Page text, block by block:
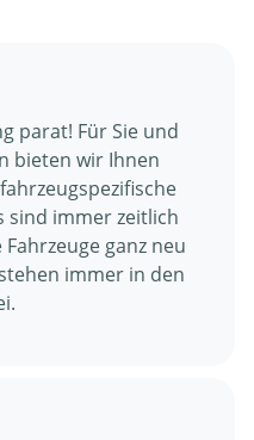
parat! Für Sie und
bieten wir Ihnen
sind immer zeitlich
ganz neu
immer in den